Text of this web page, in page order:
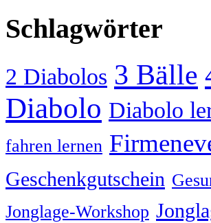
Schlagwörter
2 Diabolos 3 Bälle
Diabolo Diabolo
fahren lernen
Geschenkgutschein
Jonglage-Workshop